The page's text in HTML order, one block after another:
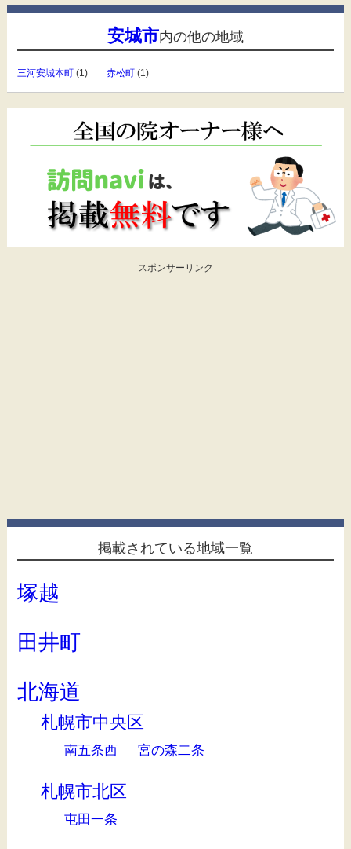
安城市内の他の地域
三河安城本町(1) 赤松町(1)
スポンサーリンク
掲載されている地域一覧
塚越
田井町
北海道
札幌市中央区
南五条西 宮の森二条
札幌市北区
屯田一条